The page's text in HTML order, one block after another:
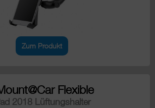
Zum Produkt
Flexible
2018 Lüftungshalter